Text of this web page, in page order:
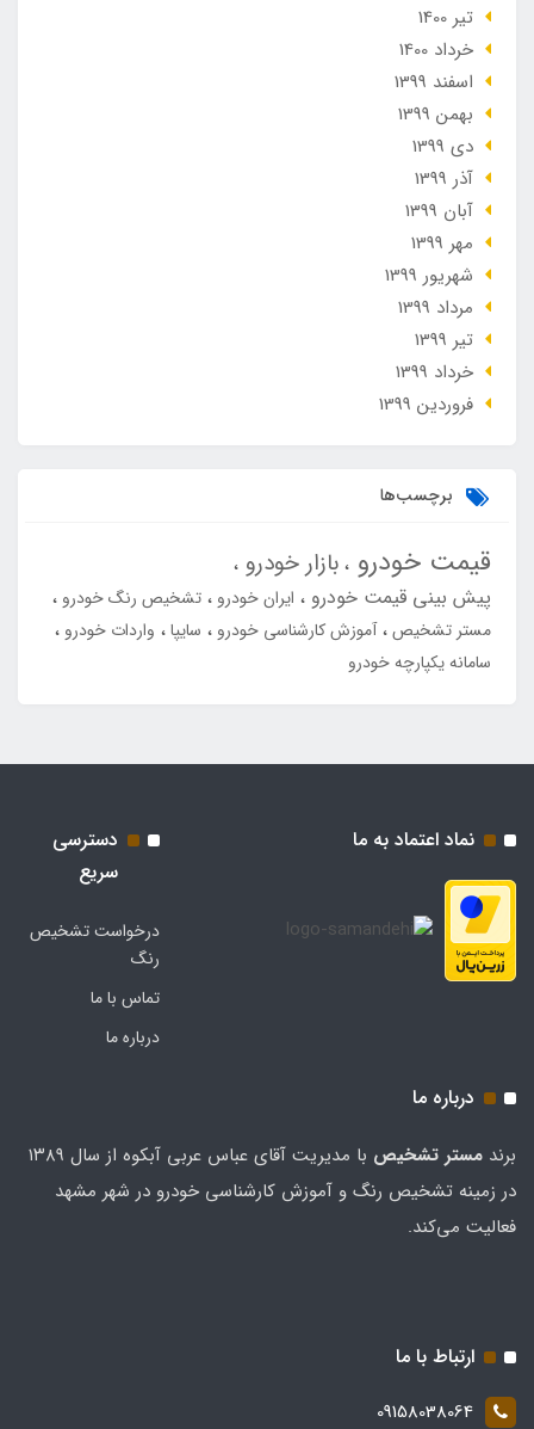
تير 1400
خرداد 1400
اسفند 1399
بهمن 1399
دی 1399
آذر 1399
آبان 1399
مهر 1399
شهریور 1399
مرداد 1399
تير 1399
خرداد 1399
فروردین 1399
برچسب‌ها
قیمت خودرو بازار خودرو
پیش بینی قیمت خودرو ایران خودرو
تشخیص رنگ خودرو
مستر تشخیص آموزش کارشناسی خودرو سایپا
واردات خودرو
سامانه یکپارچه خودرو
نماد اعتماد به ما
دسترسی
سریع
درخواست تشخیص
رنگ
تماس با ما
درباره ما
درباره ما
برند مستر تشخيص
با مدیریت آقای عباس عربی آبکوه از سال ۱۳۸۹
در زمینه تشخیص رنگ و آموزش کارشناسی خودرو در شهر مشهد
فعالیت می‌کند.
ارتباط با ما
09158038064